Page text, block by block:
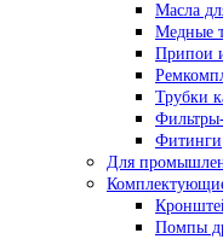
Масла
Медные
Припои
Трубки
Фитинги
Для
Помпы